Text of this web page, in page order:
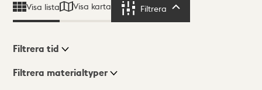
Visa lista Visa karta Filtrera
Visningsläge
Filtrera tid
Filtrera materialtyper